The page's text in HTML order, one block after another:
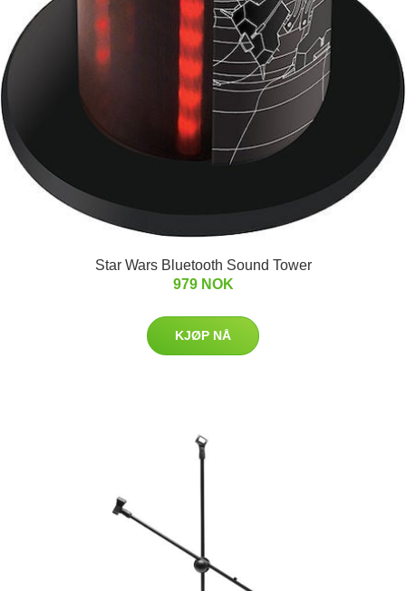
Star Wars Bluetooth Sound Tower
979 NOK
KJØP NÅ